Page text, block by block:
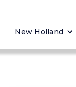
New Holland